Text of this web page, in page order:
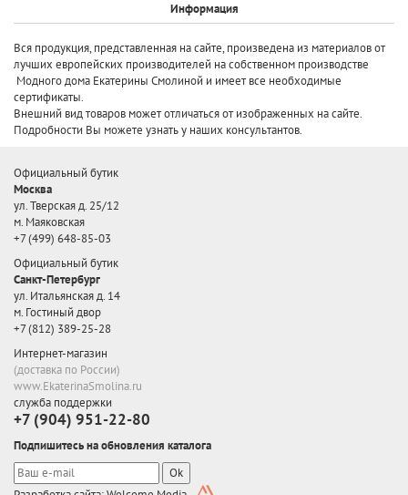
Информация
Вся продукция, представленная на сайте, произведена из материалов от
лучших европейских производителей на собственном производстве
Модного дома Екатерины Смолиной и имеет все необходимые
сертификаты.
Внешний вид товаров может отличаться от изображенных на сайте.
Подробности Вы можете узнать у наших консультантов.
Официальный бутик
Москва
ул. Тверская д. 25/12
м. Маяковская
+7 (499) 648-85-03
Официальный бутик
Санкт-Петербург
ул. Итальянская д. 14
м. Гостиный двор
+7 (812) 389-25-28
Интернет-магазин
(доставка по России)
www.EkaterinaSmolina.ru
служба поддержки
+7 (904) 951-22-80
Подпишитесь на обновления каталога
Ok